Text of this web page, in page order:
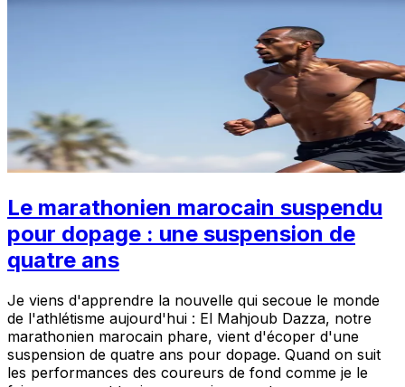
Le marathonien marocain suspendu
pour dopage : une suspension de
quatre ans
Je viens d'apprendre la nouvelle qui secoue le monde
de l'athlétisme aujourd'hui : El Mahjoub Dazza, notre
marathonien marocain phare, vient d'écoper d'une
suspension de quatre ans pour dopage. Quand on suit
les performances des coureurs de fond comme je le